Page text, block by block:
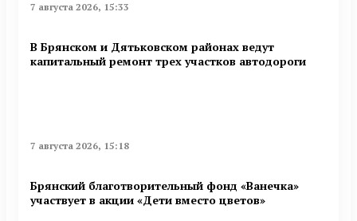
7 августа 2026, 15:33
В Брянском и Дятьковском районах ведут
капитальный ремонт трех участков автодороги
7 августа 2026, 15:18
Брянский благотворительный фонд «Ванечка»
участвует в акции «Дети вместо цветов»